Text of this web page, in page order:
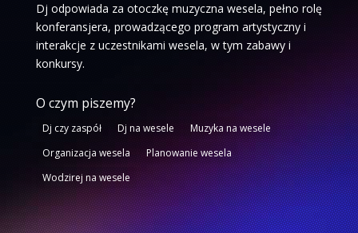
Dj odpowiada za otoczkę muzyczna wesela, pełno rolę
konferansjera, prowadzącego program artystyczny i
interakcje z uczestnikami wesela, w tym zabawy i
konkursy.
O czym piszemy?
Dj czy zaspół Dj na wesele
Muzyka na wesele
Organizacja wesela
Planowanie wesela
Wodzirej na wesele